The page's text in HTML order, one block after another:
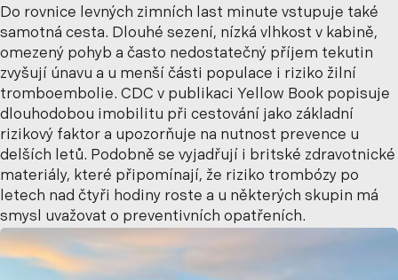
Do rovnice levných zimních last minute vstupuje také
samotná cesta. Dlouhé sezení, nízká vlhkost v kabině,
omezený pohyb a často nedostatečný příjem tekutin
zvyšují únavu a u menší části populace i riziko žilní
tromboembolie. CDC v publikaci Yellow Book popisuje
dlouhodobou imobilitu při cestování jako základní
rizikový faktor a upozorňuje na nutnost prevence u
delších letů. Podobně se vyjadřují i britské zdravotnické
materiály, které připomínají, že riziko trombózy po
letech nad čtyři hodiny roste a u některých skupin má
smysl uvažovat o preventivních opatřeních.